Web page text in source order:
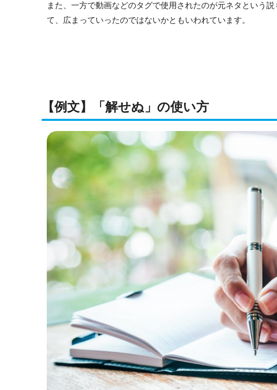
また、一方で動画などのタグで使用されたのが元ネタという
て、広まっていったのではないかともいわれています。
【例文】「解せぬ」の使い方